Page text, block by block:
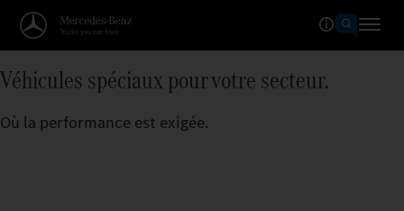
Véhicules spéciaux pour votre secteur.
Où la performance est exigée.